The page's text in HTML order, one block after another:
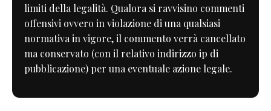
limiti della legalità. Qualora si ravvisino commenti
offensivi ovvero in violazione di una qualsiasi
normativa in vigore, il commento verrà cancellato
ma conservato (con il relativo indirizzo ip di
pubblicazione) per una eventuale azione legale.